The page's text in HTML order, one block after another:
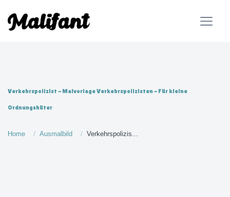
Verkehrspolizist - Malvorlage Verkehrspolizisten - Für kleine
Ordnungshüter
Home Ausmalbild Verkehrspolizis...